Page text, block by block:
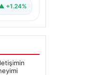
+1.24%